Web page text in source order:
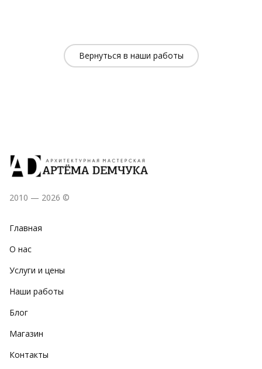
Вернуться в наши работы
2010 — 2026 ©
Главная
О нас
Услуги и цены
Наши работы
Блог
Магазин
Контакты